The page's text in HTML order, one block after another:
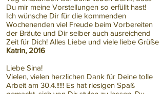
Du mir meine Vorstellungen so erfüllt hast!
Ich wünsche Dir für die kommenden
Wochenenden viel Freude beim Vorbereiten
der Bräute und Dir selber auch ausreichend
Zeit für Dich! Alles Liebe und viele liebe Grüße
Katrin, 2016
​Liebe Sina!
Vielen, vielen herzlichen Dank für Deine tolle
Arbeit am 30.4.!!!!! Es hat riesigen Spaß